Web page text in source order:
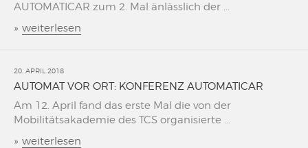
AUTOMATICAR zum 2. Mal änlässlich der ...
» weiterlesen
20. APRIL 2018
AUTOMAT VOR ORT: KONFERENZ AUTOMATICAR
Am 12. April fand das erste Mal die von der
Mobilitätsakademie des TCS organisierte ...
» weiterlesen